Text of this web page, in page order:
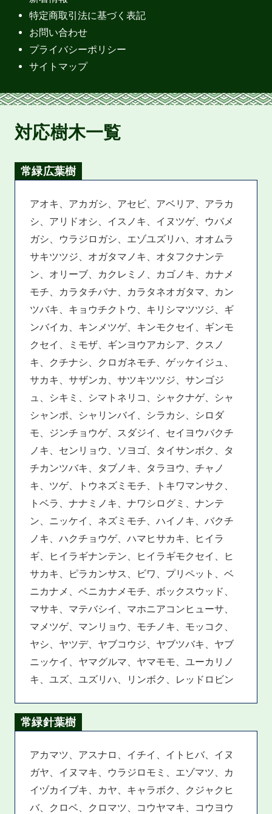
特定商取引法に基づく表記
お問い合わせ
プライバシーポリシー
サイトマップ
対応樹木一覧
常緑広葉樹
アオキ、アカガシ、アセビ、アベリア、アラカ
シ、アリドオシ、イスノキ、イヌツゲ、ウバメ
ガシ、ウラジロガシ、エゾユズリハ、オオムラ
サキツツジ、オガタマノキ、オタフクナンテ
ン、オリーブ、カクレミノ、カゴノキ、カナメ
モチ、カラタチバナ、カラタネオガタマ、カン
ツバキ、キョウチクトウ、キリシマツツジ、ギ
ンバイカ、キンメツゲ、キンモクセイ、ギンモ
クセイ、ミモザ、ギンヨウアカシア、クスノ
キ、クチナシ、クロガネモチ、ゲッケイジュ、
サカキ、サザンカ、サツキツツジ、サンゴジ
ュ、シキミ、シマトネリコ、シャクナゲ、シャ
シャンポ、シャリンバイ、シラカシ、シロダ
モ、ジンチョウゲ、スダジイ、セイヨウバクチ
ノキ、センリョウ、ソヨゴ、タイサンボク、タ
チカンツバキ、タブノキ、タラヨウ、チャノ
キ、ツゲ、トウネズミモチ、トキワマンサク、
トベラ、ナナミノキ、ナワシログミ、ナンテ
ン、ニッケイ、ネズミモチ、ハイノキ、バクチ
ノキ、ハクチョウゲ、ハマヒサカキ、ヒイラ
ギ、ヒイラギナンテン、ヒイラギモクセイ、ヒ
サカキ、ピラカンサス、ビワ、プリペット、ベ
ニカナメ、ベニカナメモチ、ボックスウッド、
マサキ、マテバシイ、マホニアコンヒューサ、
マメツゲ、マンリョウ、モチノキ、モッコク、
ヤシ、ヤツデ、ヤブコウジ、ヤブツバキ、ヤブ
ニッケイ、ヤマグルマ、ヤマモモ、ユーカリノ
キ、ユズ、ユズリハ、リンボク、レッドロビン
常緑針葉樹
アカマツ、アスナロ、イチイ、イトヒバ、イヌ
ガヤ、イヌマキ、ウラジロモミ、エゾマツ、カ
イヅカイブキ、カヤ、キャラボク、クジャクヒ
バ、クロベ、クロマツ、コウヤマキ、コウヨウ